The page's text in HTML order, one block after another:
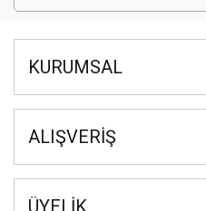
KURUMSAL
ALIŞVERİŞ
ÜYELİK